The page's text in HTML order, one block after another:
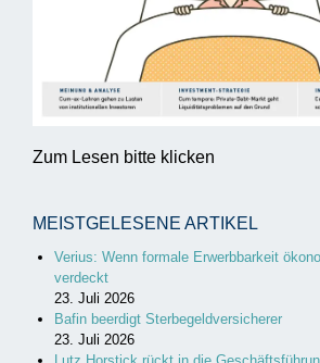
Zum Lesen bitte klicken
MEISTGELESENE ARTIKEL
Verius: Wenn formale Erwerbbarkeit
verdeckt
23. Juli 2026
Bafin beerdigt Sterbegeldversicherer
23. Juli 2026